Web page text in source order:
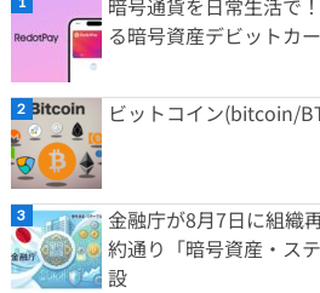
る暗号資産デビットカ
ビットコイン(bitcoin/
金融庁が8月7日に組織
約通り「暗号資産・ス
設